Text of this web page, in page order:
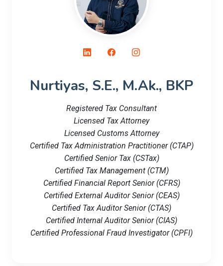
Nurtiyas, S.E., M.Ak., BKP
Registered Tax Consultant
Licensed Tax Attorney
Licensed Customs Attorney
Certified Tax Administration Practitioner (CTAP)
Certified Senior Tax (CSTax)
Certified Tax Management (CTM)
Certified Financial Report Senior (CFRS)
Certified External Auditor Senior (CEAS)
Certified Tax Auditor Senior (CTAS)
Certified Internal Auditor Senior (CIAS)
Certified Professional Fraud Investigator (CPFI)